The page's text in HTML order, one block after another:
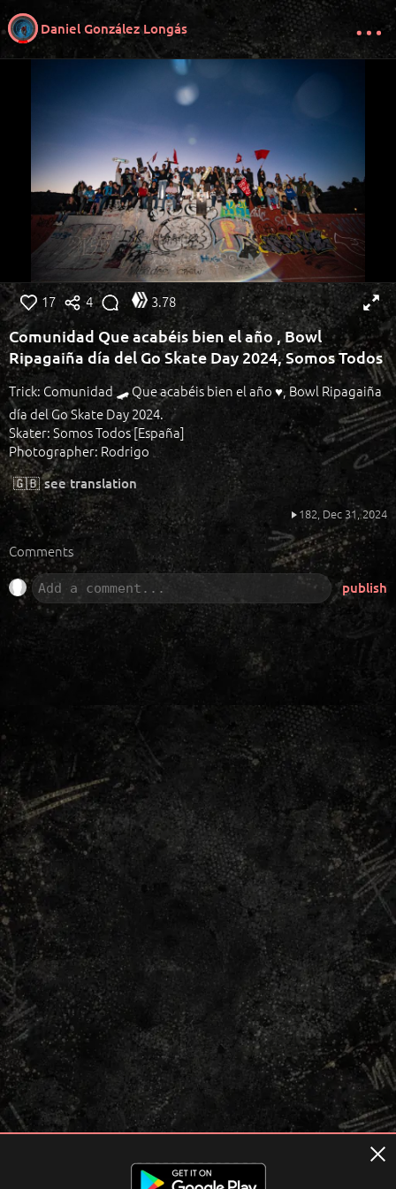
Daniel González Longás
17 4 3.78
Comunidad Que acabéis bien el año ️, Bowl
Ripagaiña día del Go Skate Day 2024, Somos Todos
Trick: Comunidad 🛹 Que acabéis bien el año ♥️, Bowl Ripagaiña
día del Go Skate Day 2024.
Skater: Somos Todos [España]
Photographer: Rodrigo
🇬🇧 see translation
182, Dec 31, 2024
Comments
publish
Terms of usage Privacy Policy